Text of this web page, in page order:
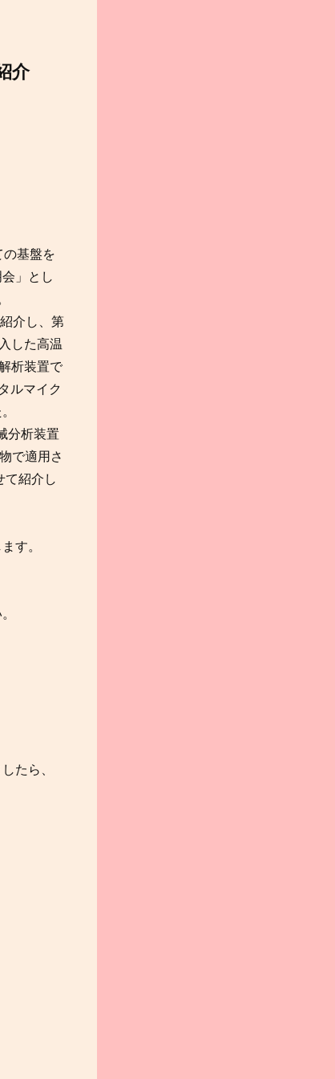
介
基盤を
」とし
介し、第
した高温
析装置で
ルマイク
分析装置
で適用さ
て紹介し
す。
たら、